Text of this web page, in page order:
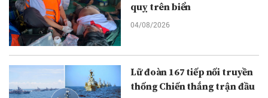
quỵ trên biển
04/08/2026
Lữ đoàn 167 tiếp nối truyền
thống Chiến thắng trận đầu